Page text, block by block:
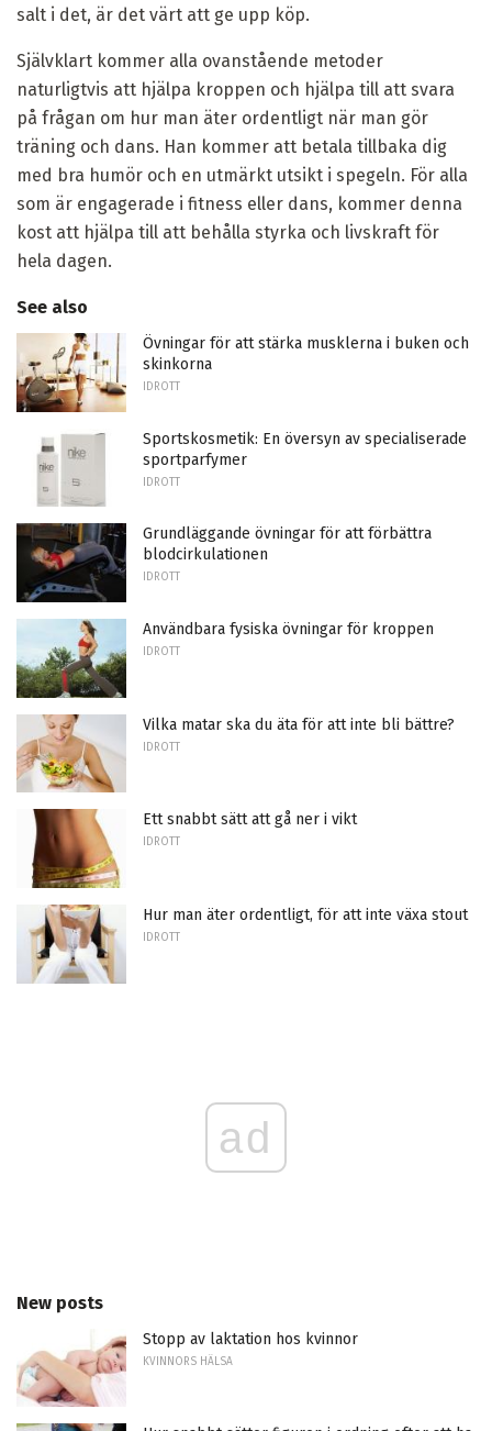
salt i det, är det värt att ge upp köp.
Självklart kommer alla ovanstående metoder
naturligtvis att hjälpa kroppen och hjälpa till att svara
på frågan om hur man äter ordentligt när man gör
träning och dans. Han kommer att betala tillbaka dig
med bra humör och en utmärkt utsikt i spegeln. För alla
som är engagerade i fitness eller dans, kommer denna
kost att hjälpa till att behålla styrka och livskraft för
hela dagen.
See also
Övningar för att stärka musklerna i buken och
skinkorna
IDROTT
Sportskosmetik: En översyn av specialiserade
sportparfymer
IDROTT
Grundläggande övningar för att förbättra
blodcirkulationen
IDROTT
Användbara fysiska övningar för kroppen
IDROTT
Vilka matar ska du äta för att inte bli bättre?
IDROTT
Ett snabbt sätt att gå ner i vikt
IDROTT
Hur man äter ordentligt, för att inte växa stout
IDROTT
ad
New posts
Stopp av laktation hos kvinnor
KVINNORS HÄLSA